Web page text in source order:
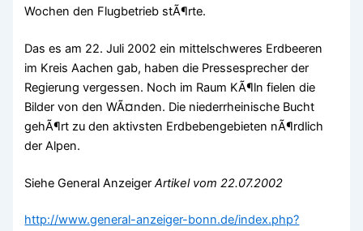
Wochen den Flugbetrieb stÃ¶rte.
Das es am 22. Juli 2002 ein mittelschweres Erdbeeren
im Kreis Aachen gab, haben die Pressesprecher der
Regierung vergessen. Noch im Raum KÃ¶ln fielen die
Bilder von den WÃ¤nden. Die niederrheinische Bucht
gehÃ¶rt zu den aktivsten Erdbebengebieten nÃ¶rdlich
der Alpen.
Siehe General AnzeigerArtikel vom 22.07.2002
http://www.general-anzeiger-bonn.de/index.php?